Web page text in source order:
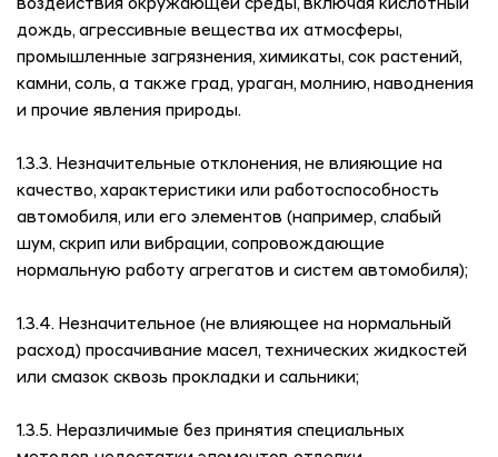
воздействия окружающей среды, включая кислотный
дождь, агрессивные вещества их атмосферы,
промышленные загрязнения, химикаты, сок растений,
камни, соль, а также град, ураган, молнию, наводнения
и прочие явления природы.
1.3.3. Незначительные отклонения, не влияющие на
качество, характеристики или работоспособность
автомобиля, или его элементов (например, слабый
шум, скрип или вибрации, сопровождающие
нормальную работу агрегатов и систем автомобиля);
1.3.4. Незначительное (не влияющее на нормальный
расход) просачивание масел, технических жидкостей
или смазок сквозь прокладки и сальники;
1.3.5. Неразличимые без принятия специальных